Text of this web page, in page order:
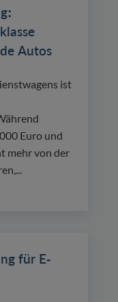
Autos
ist
Euro und
mehr von der
für E-